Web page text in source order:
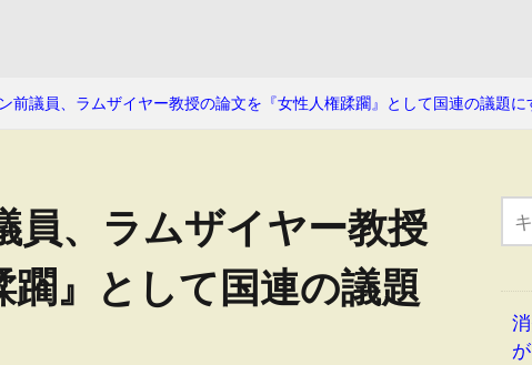
前議員、ラムザイヤー教授の論文を『女性人権蹂躙』として国連の議題に
員、ラムザイヤー教授
』として国連の議題